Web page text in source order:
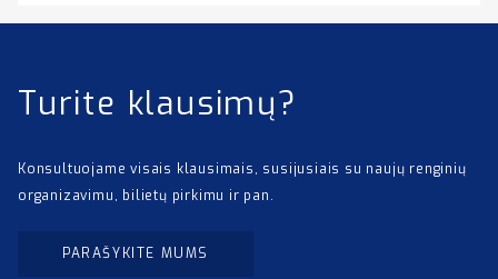
Turite klausimų?
Konsultuojame visais klausimais, susijusiais su naujų renginių
organizavimu, bilietų pirkimu ir pan.
PARAŠYKITE MUMS